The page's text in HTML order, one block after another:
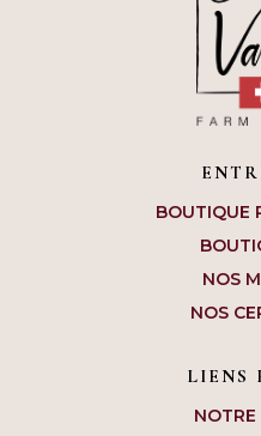
BOUTIQUE
NOS
NOS
LIENS
NOTRE